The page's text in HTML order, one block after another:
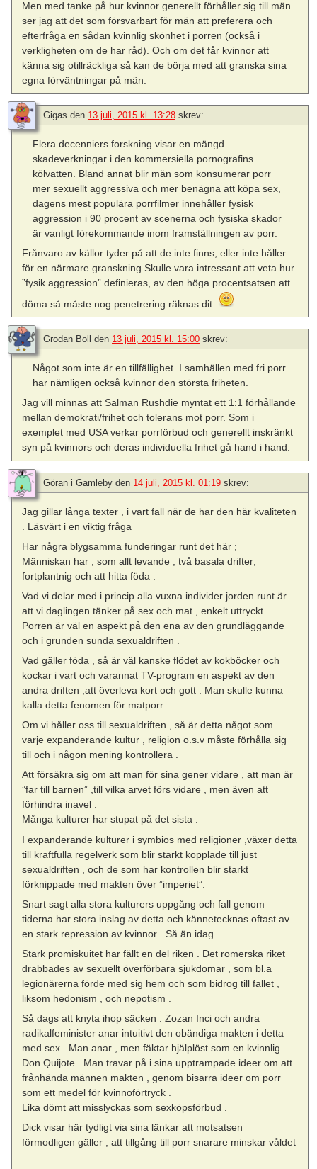
Men med tanke på hur kvinnor generellt förhåller sig till män
ser jag att det som försvarbart för män att preferera och
efterfråga en sådan kvinnlig skönhet i porren (också i
verkligheten om de har råd). Och om det får kvinnor att
känna sig otillräckliga så kan de börja med att granska sina
egna förväntningar på män.
Gigas den 13 juli, 2015 kl. 13:28 skrev:
Flera decenniers forskning visar en mängd
skadeverkningar i den kommersiella pornografins
kölvatten. Bland annat blir män som konsumerar porr
mer sexuellt aggressiva och mer benägna att köpa sex,
dagens mest populära porrfilmer innehåller fysisk
aggression i 90 procent av scenerna och fysiska skador
är vanligt förekommande inom framställningen av porr.
Frånvaro av källor tyder på att de inte finns, eller inte håller
för en närmare granskning.Skulle vara intressant att veta hur
”fysik aggression” definieras, av den höga procentsatsen att
döma så måste nog penetrering räknas dit.
Grodan Boll den 13 juli, 2015 kl. 15:00 skrev:
Något som inte är en tillfällighet. I samhällen med fri porr
har nämligen också kvinnor den största friheten.
Jag vill minnas att Salman Rushdie myntat ett 1:1 förhållande
mellan demokrati/frihet och tolerans mot porr. Som i
exemplet med USA verkar porrförbud och generellt inskränkt
syn på kvinnors och deras individuella frihet gå hand i hand.
Göran i Gamleby den 14 juli, 2015 kl. 01:19 skrev:
Jag gillar långa texter , i vart fall när de har den här kvaliteten
. Läsvärt i en viktig fråga
Har några blygsamma funderingar runt det här ;
Människan har , som allt levande , två basala drifter;
fortplantnig och att hitta föda .
Vad vi delar med i princip alla vuxna individer jorden runt är
att vi daglingen tänker på sex och mat , enkelt uttryckt.
Porren är väl en aspekt på den ena av den grundläggande
och i grunden sunda sexualdriften .
Vad gäller föda , så är väl kanske flödet av kokböcker och
kockar i vart och varannat TV-program en aspekt av den
andra driften ,att överleva kort och gott . Man skulle kunna
kalla detta fenomen för matporr .
Om vi håller oss till sexualdriften , så är detta något som
varje expanderande kultur , religion o.s.v måste förhålla sig
till och i någon mening kontrollera .
Att försäkra sig om att man för sina gener vidare , att man är
”far till barnen” ,till vilka arvet förs vidare , men även att
förhindra inavel .
Många kulturer har stupat på det sista .
I expanderande kulturer i symbios med religioner ,växer detta
till kraftfulla regelverk som blir starkt kopplade till just
sexualdriften , och de som har kontrollen blir starkt
förknippade med makten över ”imperiet”.
Snart sagt alla stora kulturers uppgång och fall genom
tiderna har stora inslag av detta och kännetecknas oftast av
en stark repression av kvinnor . Så än idag .
Stark promiskuitet har fällt en del riken . Det romerska riket
drabbades av sexuellt överförbara sjukdomar , som bl.a
legionärerna förde med sig hem och som bidrog till fallet ,
liksom hedonism , och nepotism .
Så dags att knyta ihop säcken . Zozan Inci och andra
radikalfeminister anar intuitivt den obändiga makten i detta
med sex . Man anar , men fäktar hjälplöst som en kvinnlig
Don Quijote . Man travar på i sina upptrampade ideer om att
frånhända männen makten , genom bisarra ideer om porr
som ett medel för kvinnoförtryck .
Lika dömt att misslyckas som sexköpsförbud .
Dick visar här tydligt via sina länkar att motsatsen
förmodligen gäller ; att tillgång till porr snarare minskar våldet
.